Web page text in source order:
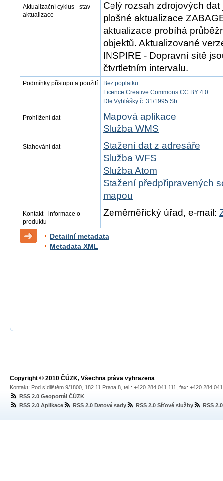
Aktualizační cyklus - stav
aktualizace
Celý rozsah zdrojových
plošné aktualizace
aktualizace probíhá
objektů. Aktualizované
INSPIRE - Dopravní sítě
čtvrtletním intervalu.
Podmínky přístupu a použití
Bez poplatků
Licence Creative Commons CC BY 4.0
Dle Vyhlášky č. 31/1995 Sb.
Prohlížení dat
Mapová aplikace
Služba WMS
Stahování dat
Stažení dat z adresáře
Služba WFS
Služba Atom
Stažení předpřipravených
mapou
Kontakt - informace o
produktu
Zeměměřický úřad, e-mail:
Detailní metadata
Metadata XML
Copyright © 2010 ČÚZK, Všechna práva vyhrazena
Kontakt: Pod sídlištěm 9/1800, 182 11 Praha 8, tel.: +420 284 041 111, fax: +420 284
RSS 2.0 Geoportál ČÚZK
RSS 2.0 Aplikace
RSS 2.0 Datové sady RSS 2.0 Síťové služby RSS